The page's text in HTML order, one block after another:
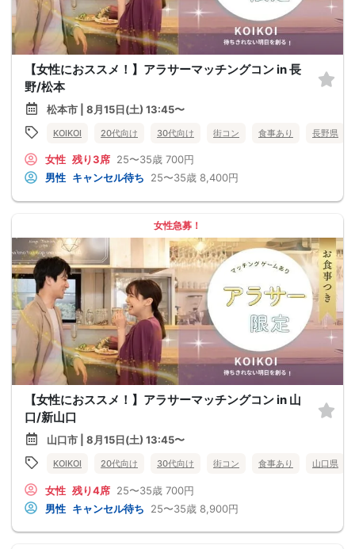
【女性におススメ！】アラサーマッチングコン in 長
野/松本
松本市 | 8月15日(土) 13:45〜
KOIKOI 20代向け 30代向け 街コン 食事あり 長野県
女性 残り3席 25〜35歳 700円
男性 キャンセル待ち 25〜35歳 8,400円
女性急募！
【女性におススメ！】アラサーマッチングコン in 山
口/新山口
山口市 | 8月15日(土) 13:45〜
KOIKOI 20代向け 30代向け 街コン 食事あり 山口県
女性 残り4席 25〜35歳 700円
男性 キャンセル待ち 25〜35歳 8,900円